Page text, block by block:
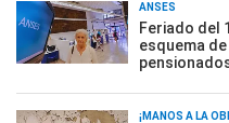
ANSES
Feriado del
esquema
¡MANOS A LA